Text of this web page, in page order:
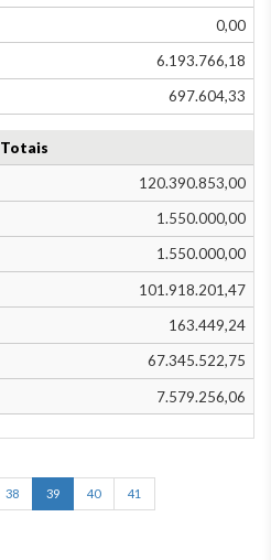
0,00
6.193.766,18
697.604,33
Totais
120.390.853,00
1.550.000,00
1.550.000,00
101.918.201,47
163.449,24
67.345.522,75
7.579.256,06
38 39(current)
40 41